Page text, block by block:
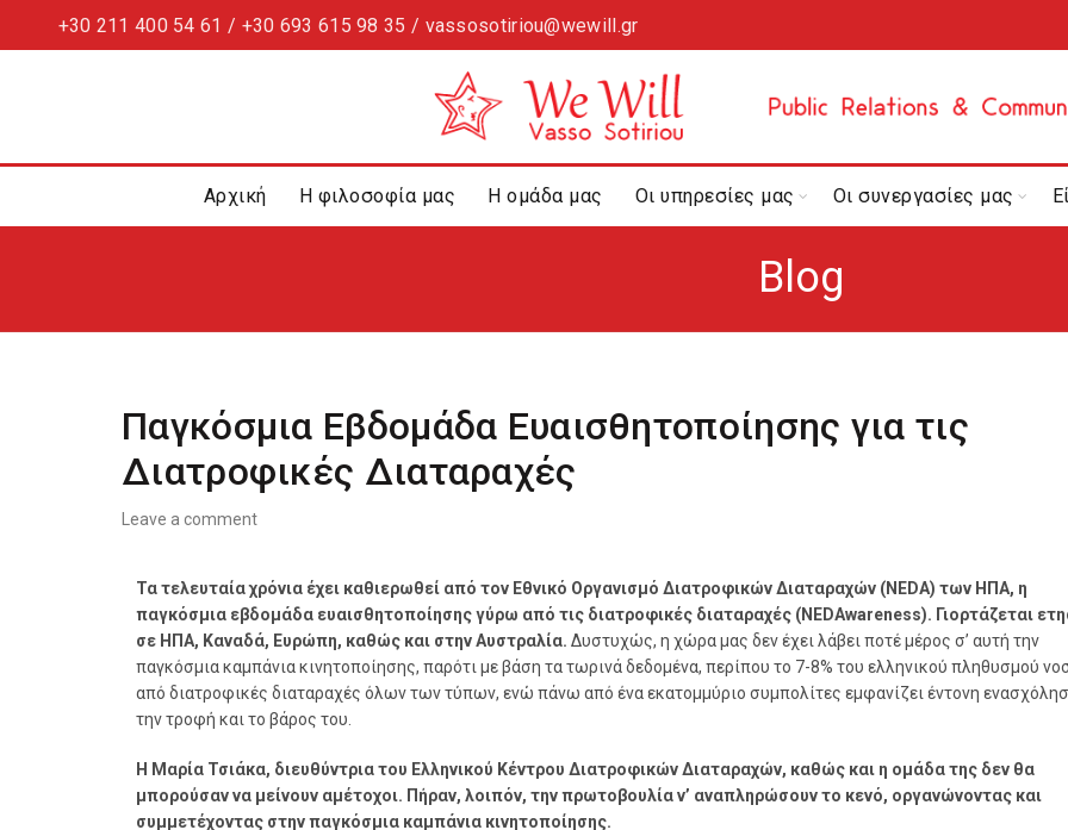
+30 211 400 54 61 / +30 693 615 98 35 / vassosotiriou@wewill.gr
Αρχική Η φιλοσοφία μας Η ομάδα μας Οι υπηρεσίες μας Οι συνεργασίες μας
Blog
Παγκόσμια Εβδομάδα Ευαισθητοποίησης για τις
Διατροφικές Διαταραχές
Leave a comment
Τα τελευταία χρόνια έχει καθιερωθεί από τον Εθνικό Οργανισμό Διατροφικών Διαταραχών (NEDA) των ΗΠΑ, η
παγκόσμια εβδομάδα ευαισθητοποίησης γύρω από τις διατροφικές διαταραχές (NEDAwareness). Γιορτάζεται
σε ΗΠΑ, Καναδά, Ευρώπη, καθώς και στην Αυστραλία. Δυστυχώς, η χώρα μας δεν έχει λάβει ποτέ μέρος σ’ αυτή την
παγκόσμια καμπάνια κινητοποίησης, παρότι με βάση τα τωρινά δεδομένα, περίπου το 7-8% του ελληνικού πληθυσμού
από διατροφικές διαταραχές όλων των τύπων, ενώ πάνω από ένα εκατομμύριο συμπολίτες εμφανίζει έντονη
την τροφή και το βάρος του.
Η Μαρία Τσιάκα, διευθύντρια του Ελληνικού Κέντρου Διατροφικών Διαταραχών, καθώς και η ομάδα της δεν θα
μπορούσαν να μείνουν αμέτοχοι. Πήραν, λοιπόν, την πρωτοβουλία ν’ αναπληρώσουν το κενό, οργανώνοντας και
συμμετέχοντας στην παγκόσμια καμπάνια κινητοποίησης.